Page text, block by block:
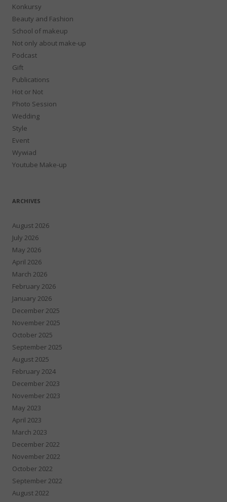
Konkursy
Beauty and Fashion
School of makeup
Not only about make-up
Podcast
Gift
Publications
Hot or Not
Photo Session
Wedding
Style
Event
Wywiad
Youtube Make-up
ARCHIVES
August 2026
July 2026
May 2026
April 2026
March 2026
February 2026
January 2026
December 2025
November 2025
October 2025
September 2025
August 2025
February 2024
December 2023
November 2023
May 2023
April 2023
March 2023
December 2022
November 2022
October 2022
September 2022
August 2022